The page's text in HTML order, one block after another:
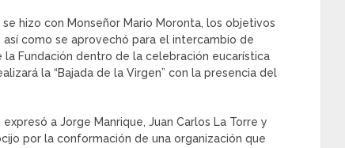
hizo con Monseñor Mario Moronta, los objetivos
como se aprovechó para el intercambio de
Fundación dentro de la celebración eucarística
la “Bajada de la Virgen” con la presencia del
a Jorge Manrique, Juan Carlos La Torre y
por la conformación de una organización que